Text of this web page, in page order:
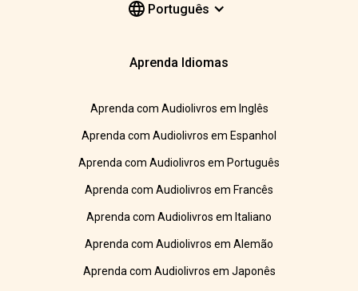
Português
Aprenda Idiomas
Aprenda com Audiolivros em Inglês
Aprenda com Audiolivros em Espanhol
Aprenda com Audiolivros em Português
Aprenda com Audiolivros em Francês
Aprenda com Audiolivros em Italiano
Aprenda com Audiolivros em Alemão
Aprenda com Audiolivros em Japonês